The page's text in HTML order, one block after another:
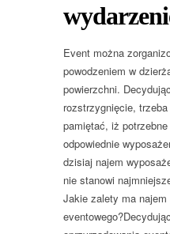
Event można
powodzeniem w
powierzchni.
rozstrzygnięcie,
pamiętać, iż
odpowiednie
dzisiaj najem
nie stanowi
Jakie zalety ma najem